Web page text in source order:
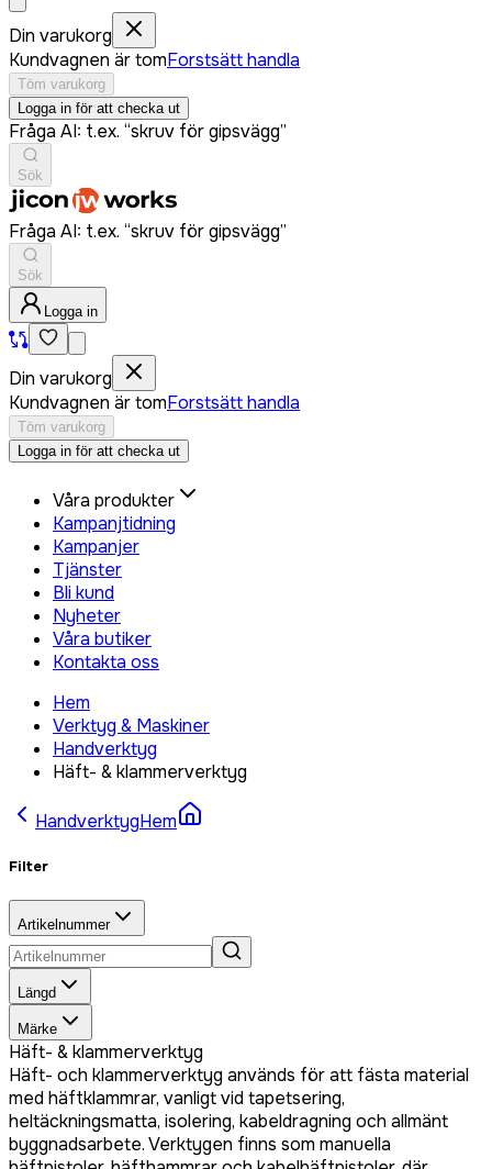
Din varukorg
Kundvagnen är tomForstsätt handla
Töm varukorg
Logga in för att checka ut
Fråga AI: t.ex. “skruv för gipsvägg”
Sök
Fråga AI: t.ex. “skruv för gipsvägg”
Sök
Logga in
Din varukorg
Kundvagnen är tomForstsätt handla
Töm varukorg
Logga in för att checka ut
Våra produkter
Kampanjtidning
Kampanjer
Tjänster
Bli kund
Nyheter
Våra butiker
Kontakta oss
Hem
Verktyg & Maskiner
Handverktyg
Häft- & klammerverktyg
HandverktygHem
Filter
Artikelnummer
Längd
Märke
Häft- & klammerverktyg
Häft- och klammerverktyg används för att fästa material
med häftklammrar, vanligt vid tapetsering,
heltäckningsmatta, isolering, kabeldragning och allmänt
byggnadsarbete. Verktygen finns som manuella